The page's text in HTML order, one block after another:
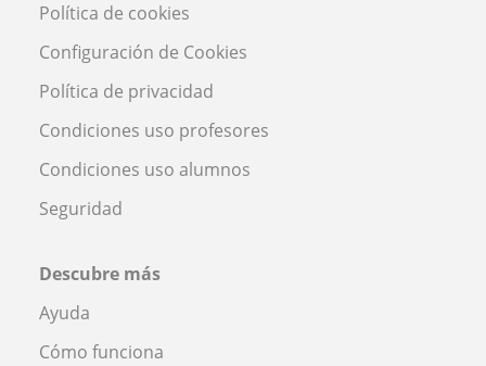
Política de cookies
Configuración de Cookies
Política de privacidad
Condiciones uso profesores
Condiciones uso alumnos
Seguridad
Descubre más
Ayuda
Cómo funciona